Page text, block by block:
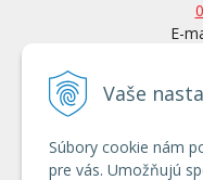
Vaše
Súbory cookie nám
pre vás. Umožňujú
E-
Po